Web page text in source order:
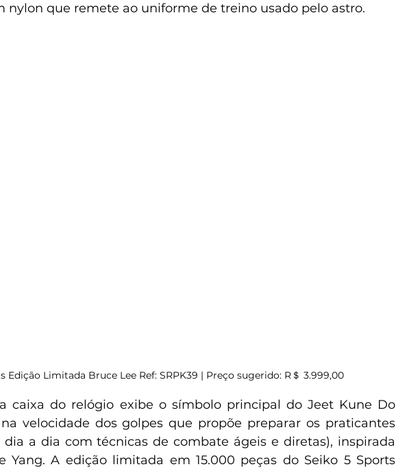
nylon que remete ao uniforme de treino usado pelo astro.
Edição Limitada Bruce Lee Ref: SRPK39 | Preço sugerido: R＄ 3.999,00
caixa do relógio exibe o símbolo principal do Jeet Kune Do
velocidade dos golpes que propõe preparar os praticantes
dia a dia com técnicas de combate ágeis e diretas), inspirada
Yang. A edição limitada em 15.000 peças do Seiko 5 Sports